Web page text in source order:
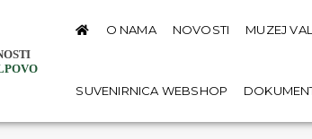
O NAMA NOVOSTI MUZEJ
SUVENIRNICA WEBSHOP